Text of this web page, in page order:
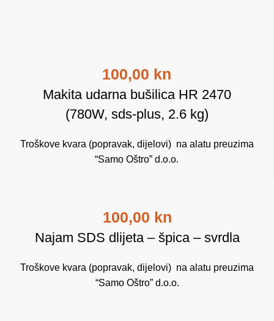
100,00 kn
Makita udarna bušilica HR 2470
(780W, sds-plus, 2.6 kg)
Troškove kvara (popravak, dijelovi) na alatu preuzima
“Samo Oštro” d.o.o.
100,00 kn
Najam SDS dlijeta – špica – svrdla
Troškove kvara (popravak, dijelovi) na alatu preuzima
“Samo Oštro” d.o.o.